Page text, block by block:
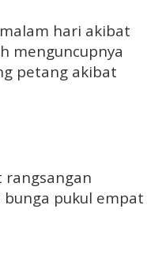
hari akibat
menguncupnya
petang akibat
pukul empat